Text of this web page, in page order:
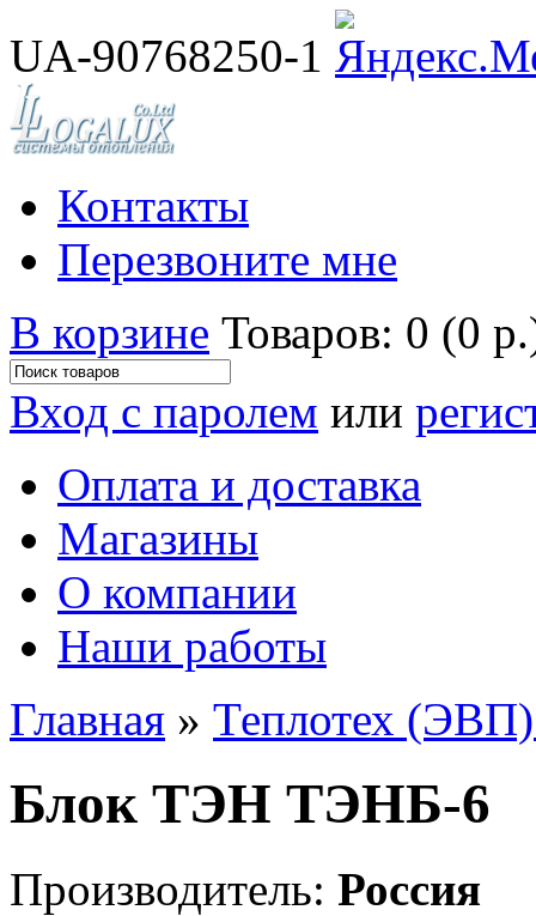
UA-90768250-1
Контакты
Перезвоните мне
В корзине Товаров: 0 (0
Вход с паролем или
Оплата и доставка
Магазины
О компании
Наши работы
Главная » Теплотех
Блок ТЭН ТЭНБ-6
Производитель: Россия